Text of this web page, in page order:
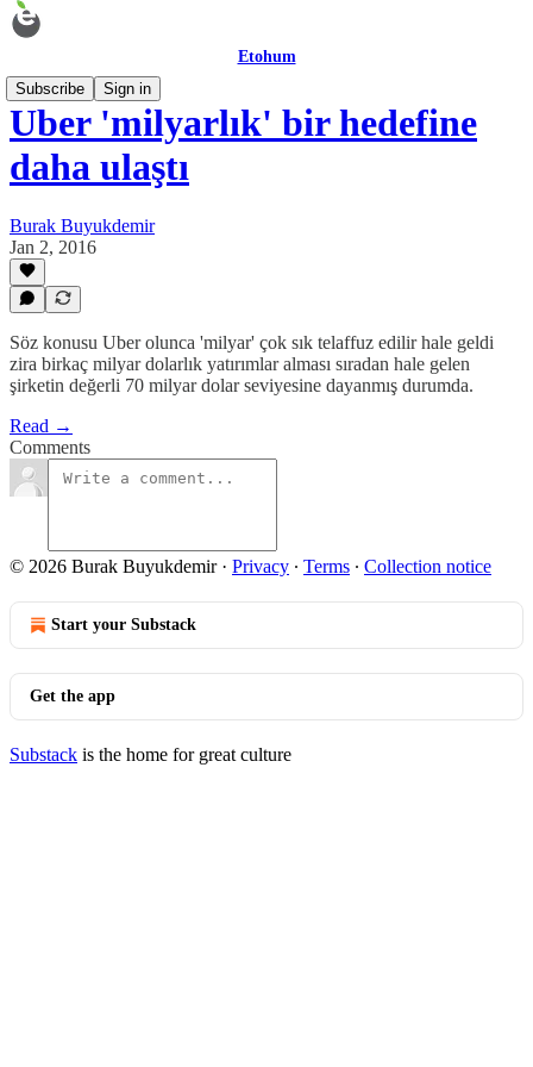
Etohum
Subscribe
Sign in
Uber 'milyarlık' bir hedefine
daha ulaştı
Burak Buyukdemir
Jan 2, 2016
Söz konusu Uber olunca 'milyar' çok sık telaffuz edilir hale geldi
zira birkaç milyar dolarlık yatırımlar alması sıradan hale gelen
şirketin değerli 70 milyar dolar seviyesine dayanmış durumda.
Read →
Comments
© 2026 Burak Buyukdemir· Privacy ∙ Terms ∙ Collection notice
Start your Substack
Get the app
Substack is the home for great culture